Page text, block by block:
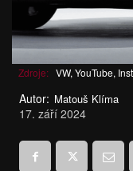
Zdroje: VW, YouTube,
Autor: Matouš Klíma
17. září 2024